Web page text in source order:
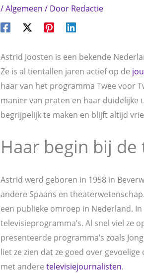
/Algemeen / Door Redactie
Astrid Joosten is een bekende
Ze is al tientallen jaren actief op de
haar van het programma Twee voor
manier van praten en haar duidelijke
begrijpelijk te maken en blijft altijd
Haar begin bij de
Astrid werd geboren in 1958 in
andere Spaans en
een publieke omroep in Nederland.
televisieprogramma’s. Al snel viel ze
presenteerde programma’s zoals
liet ze zien dat ze goed over
met andere televisiejournalisten.